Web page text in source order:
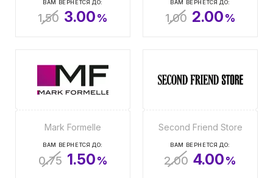
ВАМ ВЕРНЕТСЯ ДО:
1.50 3.00%
ВАМ ВЕРНЕТСЯ ДО:
1.00 2.00%
Mark Formelle
ВАМ ВЕРНЕТСЯ ДО:
0.75 1.50%
Second Friend Store
ВАМ ВЕРНЕТСЯ ДО:
2.00 4.00%